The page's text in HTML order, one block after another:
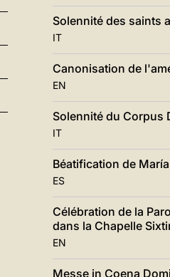
Solennité des saints
IT
Canonisation de
EN
Solennité du Corpus
IT
Béatification de
ES
Célébration de la
dans la Chapelle
EN
Messe in Coena